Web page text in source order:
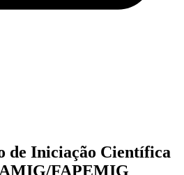
de Iniciação Científica
FAPEMIG